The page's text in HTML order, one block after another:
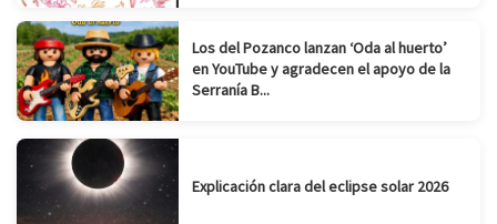
Los del Pozanco lanzan ‘Oda al huerto’
en YouTube y agradecen el apoyo de la
Serranía B...
Explicación clara del eclipse solar 2026